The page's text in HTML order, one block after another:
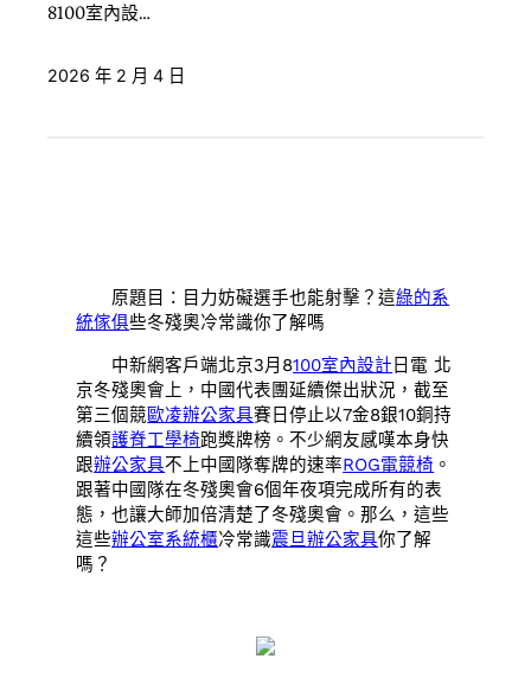
8100室內設…
2026 年 2 月 4 日
原題目：目力妨礙選手也能射擊？這綠的系
統傢俱些冬殘奧冷常識你了解嗎
中新網客戶端北京3月8100室內設計 日電 北
京冬殘奧會上，中國代表團延續傑出狀況，截至
第三個競歐凌辦公家具賽日停止以7金8銀10銅持
續領護脊工學椅跑獎牌榜。不少網友感嘆本身快
跟辦公家具不上中國隊奪牌的速率ROG電競椅 。
跟著中國隊在冬殘奧會6個年夜項完成所有的表
態，也讓大師加倍清楚了冬殘奧會。那么，這些
這些辦公室系統櫃冷常識震旦辦公家具你了解
嗎？